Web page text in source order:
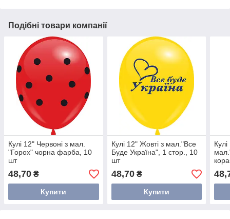
Подібні товари компанії
Кулі 12" Червоні з мал.
"Горох" чорна фарба, 10
шт
48,70 ₴
Купити
Кулі 12" Жовті з мал."Все
Буде Україна", 1 стор., 10
шт
48,70₴
Купити